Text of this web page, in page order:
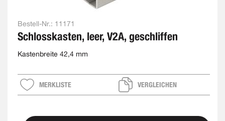
Bestell-Nr.: 11171
Schlosskasten, leer, V2A, geschliffen
Kastenbreite 42,4 mm
MERKLISTE VERGLEICHEN